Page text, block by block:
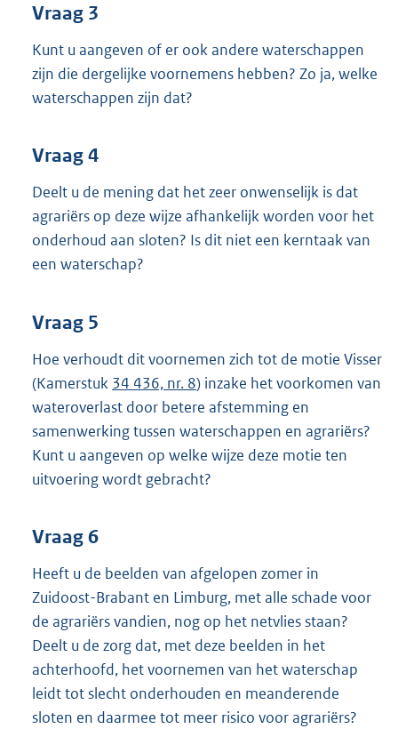
Vraag 3
Kunt u aangeven of er ook andere waterschappen
zijn die dergelijke voornemens hebben? Zo ja, welke
waterschappen zijn dat?
Vraag 4
Deelt u de mening dat het zeer onwenselijk is dat
agrariërs op deze wijze afhankelijk worden voor het
onderhoud aan sloten? Is dit niet een kerntaak van
een waterschap?
Vraag 5
Hoe verhoudt dit voornemen zich tot de motie Visser
(Kamerstuk 34 436, nr. 8) inzake het voorkomen van
wateroverlast door betere afstemming en
samenwerking tussen waterschappen en agrariërs?
Kunt u aangeven op welke wijze deze motie ten
uitvoering wordt gebracht?
Vraag 6
Heeft u de beelden van afgelopen zomer in
Zuidoost-Brabant en Limburg, met alle schade voor
de agrariërs vandien, nog op het netvlies staan?
Deelt u de zorg dat, met deze beelden in het
achterhoofd, het voornemen van het waterschap
leidt tot slecht onderhouden en meanderende
sloten en daarmee tot meer risico voor agrariërs?